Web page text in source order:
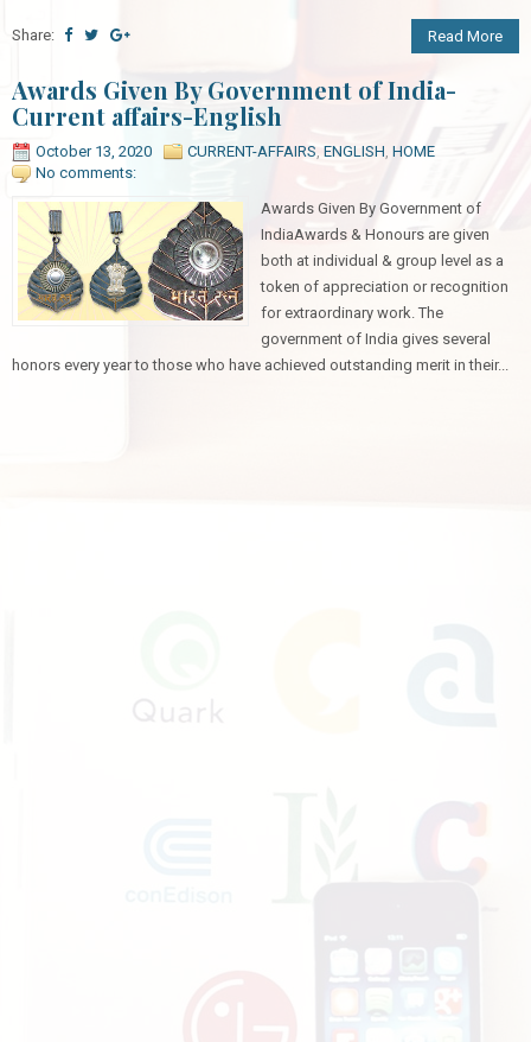
Share: Read More
Awards Given By Government of India-
Current affairs-English
October 13, 2020 CURRENT-AFFAIRS, ENGLISH, HOME
No comments:
Awards Given By Government of
IndiaAwards & Honours are given
both at individual & group level as a
token of appreciation or recognition
for extraordinary work. The
government of India gives several
honors every year to those who have achieved outstanding merit in their...